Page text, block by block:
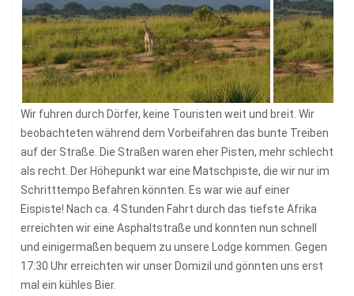
Wir fuhren durch Dörfer, keine Touristen weit und breit. Wir
beobachteten während dem Vorbeifahren das bunte Treiben
auf der Straße. Die Straßen waren eher Pisten, mehr schlecht
als recht. Der Höhepunkt war eine Matschpiste, die wir nur im
Schritttempo Befahren könnten. Es war wie auf einer
Eispiste! Nach ca. 4 Stunden Fahrt durch das tiefste Afrika
erreichten wir eine Asphaltstraße und konnten nun schnell
und einigermaßen bequem zu unsere Lodge kommen. Gegen
17:30 Uhr erreichten wir unser Domizil und gönnten uns erst
mal ein kühles Bier.